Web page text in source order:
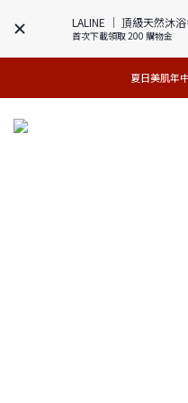
LALINE │ 頂級天然沐
首次下載領取 200 購物金
官網獨享
專櫃加碼活動 |
夏日美肌年
官網獨享